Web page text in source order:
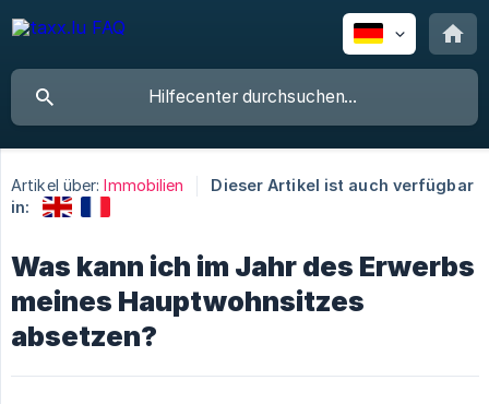
Artikel über: Immobilien
Dieser Artikel ist auch verfügbar
in:
Was kann ich im Jahr des Erwerbs
meines Hauptwohnsitzes
absetzen?